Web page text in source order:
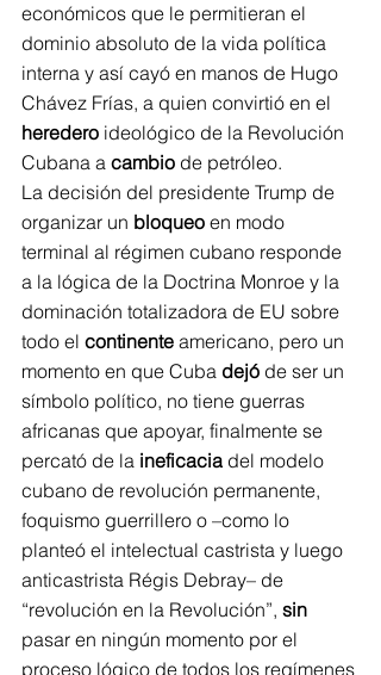
económicos que le permitieran el
dominio absoluto de la vida política
interna y así cayó en manos de Hugo
Chávez Frías, a quien convirtió en el
heredero ideológico de la Revolución
Cubana a cambio de petróleo.
La decisión del presidente Trump de
organizar un bloqueo en modo
terminal al régimen cubano responde
a la lógica de la Doctrina Monroe y la
dominación totalizadora de EU sobre
todo el continente americano, pero un
momento en que Cuba dejó de ser un
símbolo político, no tiene guerras
africanas que apoyar, finalmente se
percató de la ineficacia del modelo
cubano de revolución permanente,
foquismo guerrillero o –como lo
planteó el intelectual castrista y luego
anticastrista Régis Debray– de
“revolución en la Revolución”, sin
pasar en ningún momento por el
proceso lógico de todos los regímenes